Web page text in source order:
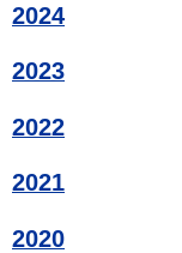
2024
2023
2022
2021
2020